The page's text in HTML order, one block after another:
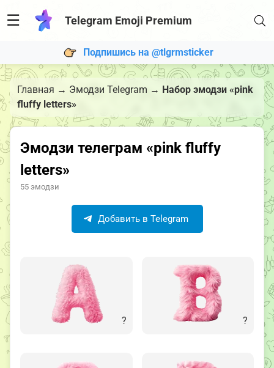
☰ Telegram Emoji Premium
Подпишись на @tlgrmsticker
Главная → Эмодзи Telegram → Набор эмодзи «pink
fluffy letters»
Эмодзи телеграм «pink fluffy
letters»
55 эмодзи
Добавить в Telegram
? ?